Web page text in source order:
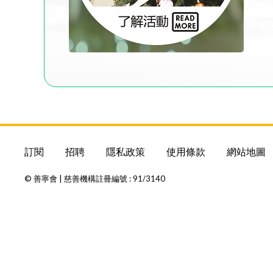
訂閱 招聘 隱私政策 使用條款 網站地圖
© 善寧會 | 慈善機構註冊編號 : 91/3140